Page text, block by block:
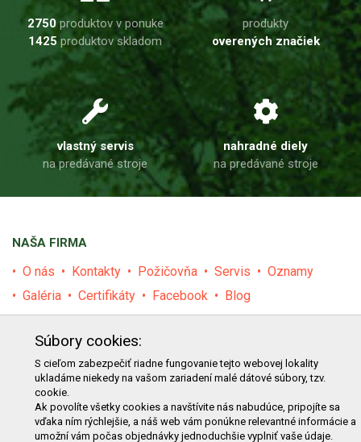
2750produktov v ponuke
1425produktov skladom
produkty
overených značiek
vlastný servis
na predávané stroje
nahradné diely
na predávané stroje
NAŠA FIRMA
O nás Kontakty Požičovňa Servis
Oznamy
Galéria
Certifikáty Facebook Blog
E-shop Akcie Darčekové poukážky
Katalógy
Zľavy
Novinky Predávané značky
Bazár
Výzvy pre obce a firmy
Súbory cookies:
S cieľom zabezpečiť riadne fungovanie tejto webovej lokality
ukladáme niekedy na vašom zariadení malé dátové súbory, tzv.
cookie.
Ak povolíte všetky cookies a navštívite nás nabudúce, pripojíte sa
vďaka ním rýchlejšie, a náš web vám ponúkne relevantné informácie a
umožní vám počas objednávky jednoduchšie vyplniť vaše údaje.